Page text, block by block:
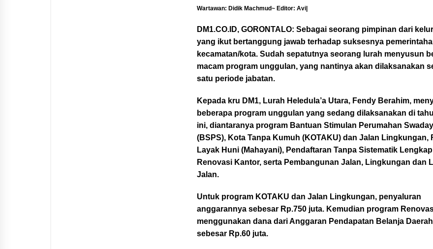
Wartawan: Didik Machmud~ Editor: Avi|
DM1.CO.ID, GORONTALO: Sebagai seorang pimpinan dari
yang ikut bertanggung jawab terhadap suksesnya
kecamatan/kota. Sudah sepatutnya seorang lurah menyusun
macam program unggulan, yang nantinya akan dilaksanakan
satu periode jabatan.
Kepada kru DM1, Lurah Heledula’a Utara, Fendy Berahim,
beberapa program unggulan yang sedang dilaksanakan di
ini, diantaranya program Bantuan Stimulan Perumahan
(BSPS), Kota Tanpa Kumuh (KOTAKU) dan Jalan Lingkungan,
Layak Huni (Mahayani), Pendaftaran Tanpa Sistematik
Renovasi Kantor, serta Pembangunan Jalan, Lingkungan dan
Jalan.
Untuk program KOTAKU dan Jalan Lingkungan, penyaluran
anggarannya sebesar Rp.750 juta. Kemudian program
menggunakan dana dari Anggaran Pendapatan Belanja
sebesar Rp.60 juta.